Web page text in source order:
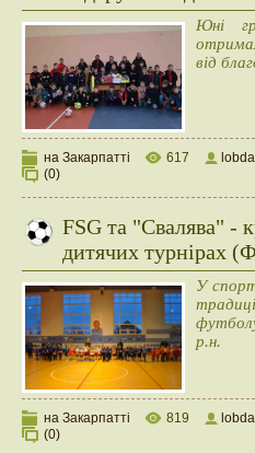
Юні
від
на Закарпатті 617 lobda
(0)
FSG та "Свалява" -
дитячих турнірах
У
р.н.
на Закарпатті 819 lobda
(0)